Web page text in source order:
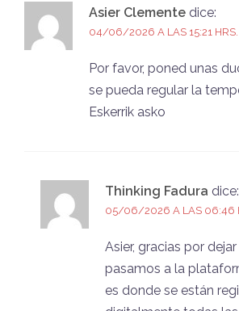
Asier Clemente dice:
04/06/2026 A LAS 15:21 HRS.
Por favor, poned unas
se pueda regular la
Eskerrik asko
Thinking Fadura dice:
05/06/2026 A LAS 06:46
Asier, gracias por
pasamos a la
es donde se están